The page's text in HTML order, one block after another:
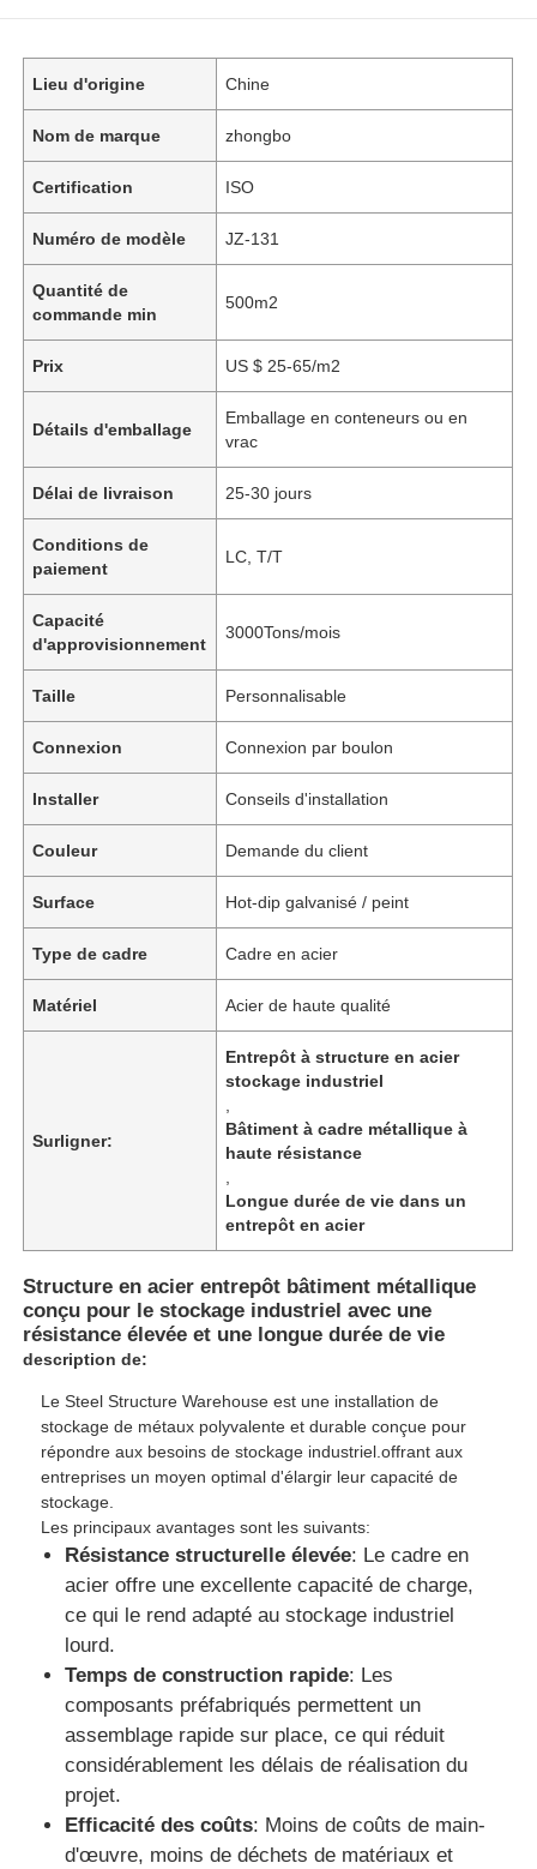
Aperçu
Produits
A propos de nous
Lieu d'origine Chine
Nom de marque zhongbo
Certification ISO
Numéro de modèle JZ-131
Quantité de
commande min
500m2
Prix US $ 25-65/m2
Détails d'emballage
Emballage en conteneurs ou en
vrac
Délai de livraison 25-30 jours
Conditions de
paiement
LC, T/T
Capacité
d'approvisionnement
3000Tons/mois
Taille Personnalisable
Connexion Connexion par boulon
Installer Conseils d'installation
Couleur Demande du client
Surface Hot-dip galvanisé / peint
Type de cadre Cadre en acier
Matériel Acier de haute qualité
Surligner:
Entrepôt à structure en acier
stockage industriel
Bâtiment à cadre métallique à
haute résistance
Longue durée de vie dans un
entrepôt en acier
Structure en acier entrepôt bâtiment métallique
conçu pour le stockage industriel avec une
résistance élevée et une longue durée de vie
description de:
Le Steel Structure Warehouse est une installation de
stockage de métaux polyvalente et durable conçue pour
répondre aux besoins de stockage industriel.offrant aux
entreprises un moyen optimal d'élargir leur capacité de
stockage.
Les principaux avantages sont les suivants:
Résistance structurelle élevée: Le cadre en
acier offre une excellente capacité de charge,
ce qui le rend adapté au stockage industriel
lourd.
Temps de construction rapide: Les
composants préfabriqués permettent un
assemblage rapide sur place, ce qui réduit
considérablement les délais de réalisation du
projet.
Efficacité des coûts: Moins de coûts de main-
d'œuvre, moins de déchets de matériaux et